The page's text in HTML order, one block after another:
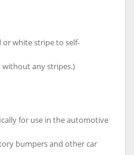
or white stripe to self-
any stripes.)
for use in the automotive
bumpers and other car